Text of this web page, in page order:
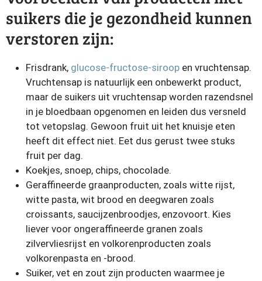
suikers die je gezondheid kunnen
verstoren zijn:
Frisdrank, glucose-fructose-siroop en vruchtensap.
Vruchtensap is natuurlijk een onbewerkt product,
maar de suikers uit vruchtensap worden razendsnel
in je bloedbaan opgenomen en leiden dus versneld
tot vetopslag. Gewoon fruit uit het knuisje eten
heeft dit effect niet. Eet dus gerust twee stuks
fruit per dag.
Koekjes, snoep, chips, chocolade.
Geraffineerde graanproducten, zoals witte rijst,
witte pasta, wit brood en deegwaren zoals
croissants, saucijzenbroodjes, enzovoort. Kies
liever voor ongeraffineerde granen zoals
zilvervliesrijst en volkorenproducten zoals
volkorenpasta en -brood.
Suiker, vet en zout zijn producten waarmee je